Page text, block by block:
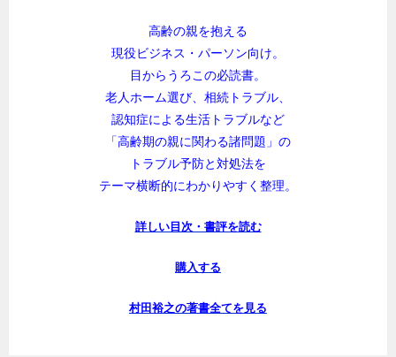
高齢の親を抱える
現役ビジネス・パーソン向け。
目からうろこの必読書。
老人ホーム選び、相続トラブル、
認知症による生活トラブルなど
「高齢期の親に関わる諸問題」の
トラブル予防と対処法を
テーマ横断的にわかりやすく整理。
詳しい目次・書評を読む
購入する
村田裕之の著書全てを見る